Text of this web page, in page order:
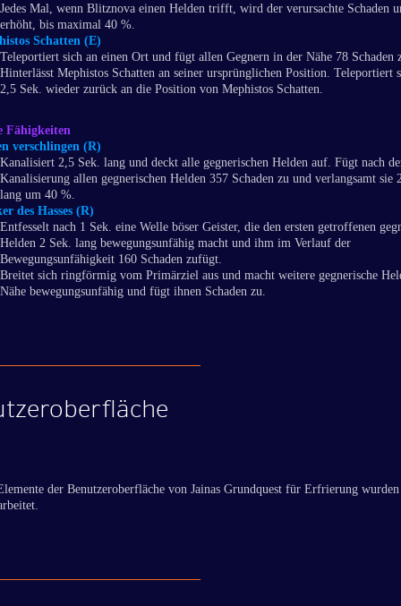
Jedes Mal, wenn Blitznova einen Helden trifft, wird der verursachte Schaden
erhöht, bis maximal 40 %.
Schatten (E)
Teleportiert sich an einen Ort und fügt allen Gegnern in der Nähe 78 Schaden
Hinterlässt Mephistos Schatten an seiner ursprünglichen Position. Teleportiert
2,5 Sek. wieder zurück an die Position von Mephistos Schatten.
Fähigkeiten
verschlingen (R)
Kanalisiert 2,5 Sek. lang und deckt alle gegnerischen Helden auf. Fügt nach
Kanalisierung allen gegnerischen Helden 357 Schaden zu und verlangsamt sie
lang um 40 %.
des Hasses (R)
Entfesselt nach 1 Sek. eine Welle böser Geister, die den ersten getroffenen
Helden 2 Sek. lang bewegungsunfähig macht und ihm im Verlauf der
Bewegungsunfähigkeit 160 Schaden zufügt.
Breitet sich ringförmig vom Primärziel aus und macht weitere gegnerische
Nähe bewegungsunfähig und fügt ihnen Schaden zu.
der Benutzeroberfläche von Jainas Grundquest für Erfrierung wurden